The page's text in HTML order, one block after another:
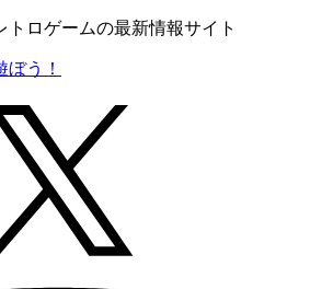
トロゲームの最新情報サイト